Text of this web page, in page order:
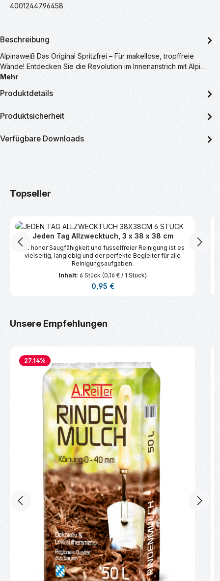
4001244796458
Beschreibung
Alpinaweiß Das Original Spritzfrei – Für makellose, tropffreie
Wände! Entdecken Sie die Revolution im Innenanstrich mit Alpi…
Mehr
Produktdetails
Produktsicherheit
Verfügbare Downloads
Produktgalerie überspringen
Topseller
Jeden Tag Allzwecktuch, 3 x 38 x 38 cm
Mit hoher Saugfähigkeit und fusselfreier Reinigung ist es
vielseitig, langlebig und der perfekte Begleiter für alle
Reinigungsaufgaben.
Inhalt: 6 Stück (0,16 € / 1 Stück)
Regulärer Preis:
0,95 €
Produktgalerie überspringen
Unsere Empfehlungen
27.14%